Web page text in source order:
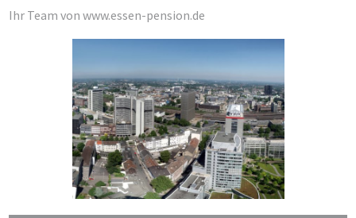
Ihr Team von www.essen-pension.de